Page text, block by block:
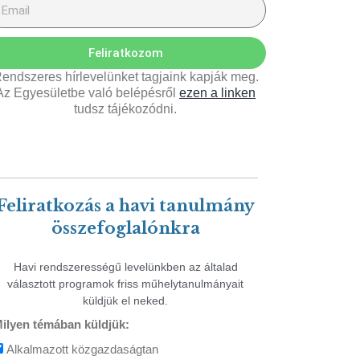
Feliratkozom
hírlevelünket tagjaink kapják meg.
Egyesületbe való belépésről ezen a linken
tudsz tájékozódni.
a havi tanulmány
összefoglalónkra
Havi rendszerességű levelünkben az általad
választott programok friss műhelytanulmányait
küldjük el neked.
témában küldjük:
Alkalmazott közgazdaságtan